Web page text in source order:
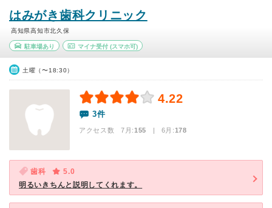
はみがき歯科クリニック
高知県高知市北久保
駐車場あり マイナ受付(スマホ可)
土曜（〜18:30）
4.22
3件
アクセス数 7月:155 | 6月:178
歯科
5.0
明るいきちんと説明してくれます。